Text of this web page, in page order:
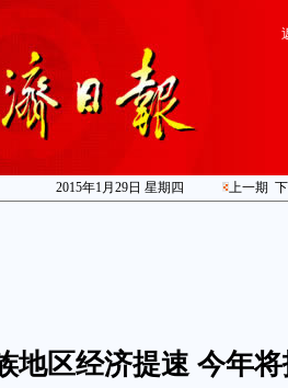
2015年1月29日 星期 四 上一期
地区经济提速 今年